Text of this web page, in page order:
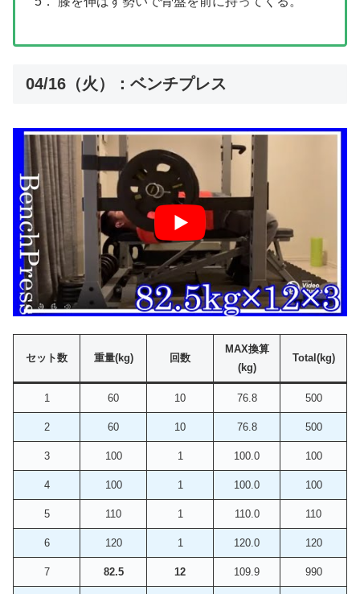
04/16（火）：ベンチプレス
セット数 重量(kg) 回数
MAX換算
(kg)
Total(kg)
1 60 10 76.8 500
2 60 10 76.8 500
3 100 1 100.0 100
4 100 1 100.0 100
5 110 1 110.0 110
6 120 1 120.0 120
7 82.5 12 109.9 990